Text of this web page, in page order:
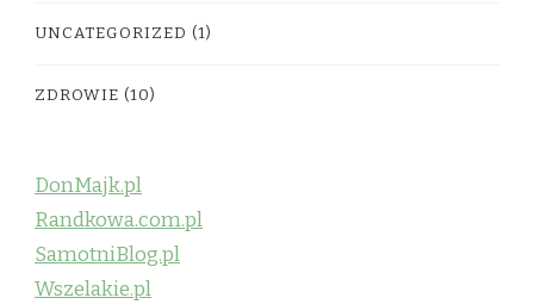
UNCATEGORIZED (1)
ZDROWIE (10)
DonMajk.pl
Randkowa.com.pl
SamotniBlog.pl
Wszelakie.pl